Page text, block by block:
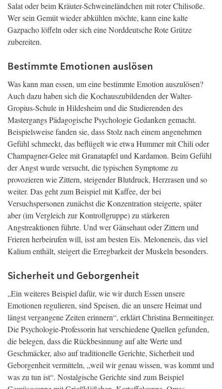
Salat oder beim Kräuter-Schweineländchen mit roter Chilisoße.
Wer sein Gemüt wieder abkühlen möchte, kann eine kalte
Gazpacho löffeln oder sich eine Norddeutsche Rote Grütze
zubereiten.
Bestimmte Emotionen auslösen
Was kann man essen, um eine bestimmte Emotion auszulösen?
Auch dazu haben sich die Kochauszubildenden der Walter-
Gropius-Schule in Hildesheim und die Studierenden des
Mastergangs Pädagogische Psychologie Gedanken gemacht.
Beispielsweise fanden sie, dass Stolz nach einem angenehmen
Gefühl schmeckt, das beflügelt wie etwa Hummer mit Chili oder
Champagner-Gelee mit Granatapfel und Kardamon. Beim Gefühl
der Angst wurde versucht, die typischen Symptome zu
provozieren wie Zittern, steigender Blutdruck, Herzrasen und so
weiter. Das geht zum Beispiel mit Kaffee, der bei
Versuchspersonen zunächst die Konzentration steigerte, später
aber (im Vergleich zur Kontrollgruppe) zu stärkeren
Angstreaktionen führte. Und wer Gänsehaut oder Zittern und
Frieren herbeirufen will, isst am besten Eis. Meloneneis, das viel
Kalium enthält, steigert die Erregbarkeit der Muskeln besonders.
Sicherheit und Geborgenheit
„Ein weiteres Beispiel dafür, wie wir durch Essen unsere
Emotionen regulieren, sind Speisen, die an unsere Heimat und
längst vergangene Zeiten erinnern“, erklärt Christina Bermeitinger.
Die Psychologie-Professorin hat verschiedene Quellen gefunden,
die belegen, dass die Rückbesinnung auf alte Werte und
Geschmäcker, also auf traditionelle Gerichte, Sicherheit und
Geborgenheit vermitteln, „weil wir genau wissen, was kommt und
was zu tun ist“. Nostalgische Gerichte sind zum Beispiel